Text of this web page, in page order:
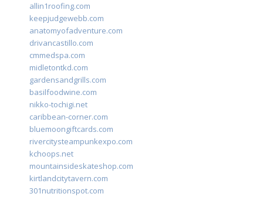
allin1roofing.com
keepjudgewebb.com
anatomyofadventure.com
drivancastillo.com
cmmedspa.com
midletontkd.com
gardensandgrills.com
basilfoodwine.com
nikko-tochigi.net
caribbean-corner.com
bluemoongiftcards.com
rivercitysteampunkexpo.com
kchoops.net
mountainsideskateshop.com
kirtlandcitytavern.com
301nutritionspot.com